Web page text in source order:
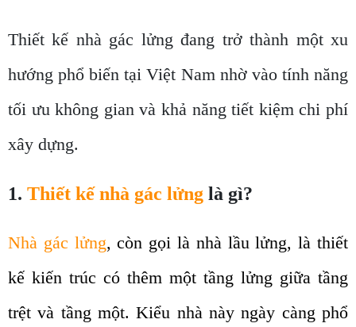
Thiết kế nhà gác lửng đang trở thành một xu
hướng phổ biến tại Việt Nam nhờ vào tính năng
tối ưu không gian và khả năng tiết kiệm chi phí
xây dựng.
1. Thiết kế nhà gác lửng là gì?
Nhà gác lửng, còn gọi là nhà lầu lửng, là thiết
kế kiến trúc có thêm một tầng lửng giữa tầng
trệt và tầng một. Kiểu nhà này ngày càng phổ